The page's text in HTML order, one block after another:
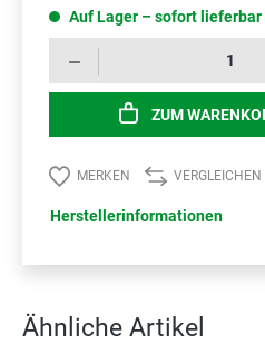
Auf Lager – sofort lieferbar
ZUM
MERKEN VERGLEICHEN
Herstellerinformationen
Ähnliche Artikel